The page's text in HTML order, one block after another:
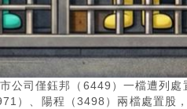
公司僅鈺邦（6449）一檔遭列
）、陽程（3498）兩檔處置股